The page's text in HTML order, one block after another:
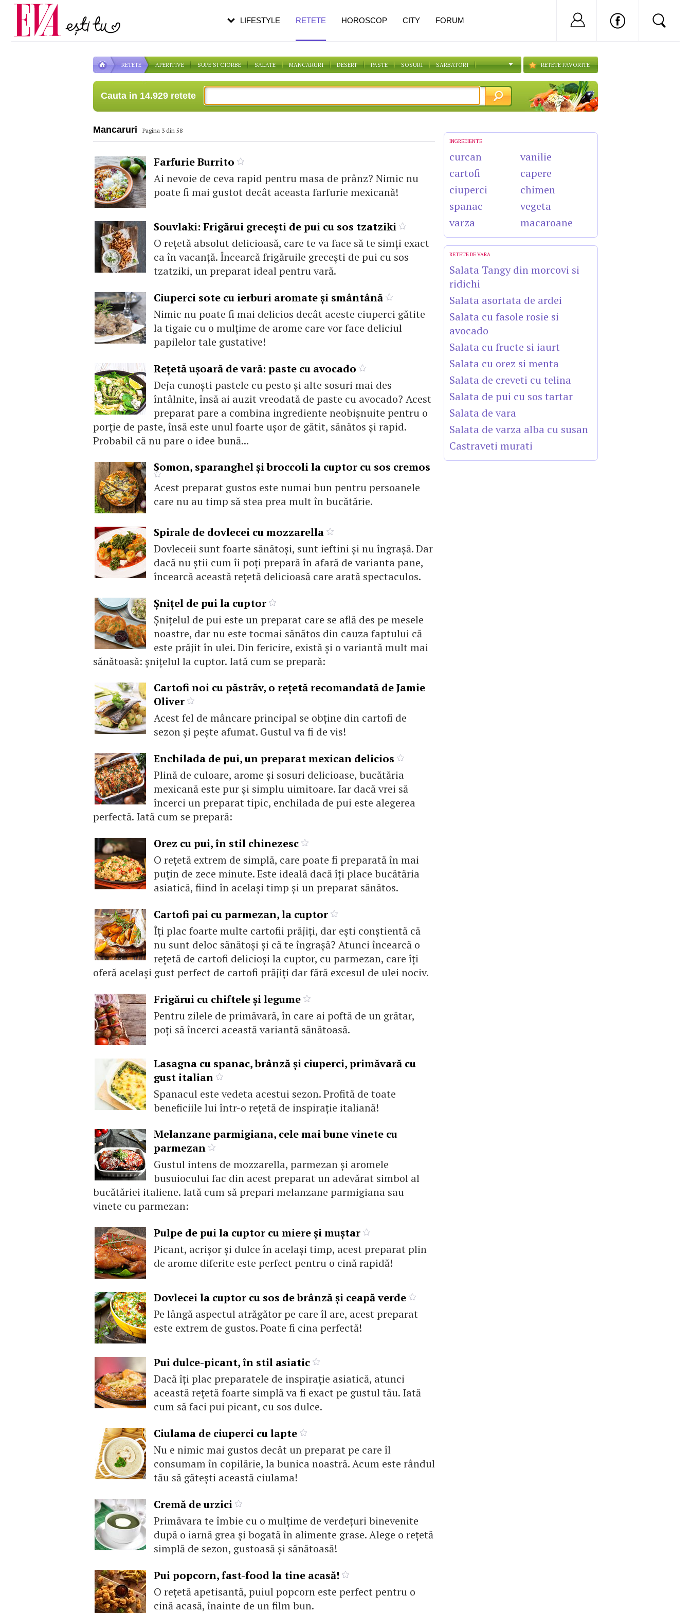
RETETE APERITIVE SUPE SI CIORBE SALATE MANCARURI DESERT PASTE SOSURI SARBATORI RETETE FAVORITE
Cauta in 14.929 retete
Mancaruri Pagina 3 din 58
Farfurie Burrito
Ai nevoie de ceva rapid pentru masa de prânz? Nimic nu
poate fi mai gustot decât aceasta farfurie mexicană!
Souvlaki: Frigărui grecești de pui cu sos tzatziki
O rețetă absolut delicioasă, care te va face să te simți exact
ca în vacanță. Încearcă frigăruile grecești de pui cu sos
tzatziki, un preparat ideal pentru vară.
Ciuperci sote cu ierburi aromate şi smântână
Nimic nu poate fi mai delicios decât aceste ciuperci gătite
la tigaie cu o mulţime de arome care vor face deliciul
papilelor tale gustative!
Rețetă ușoară de vară: paste cu avocado
Deja cunoști pastele cu pesto și alte sosuri mai des
întâlnite, însă ai auzit vreodată de paste cu avocado? Acest
preparat pare a combina ingrediente neobișnuite pentru o
porție de paste, însă este unul foarte ușor de gătit, sănătos și rapid.
Probabil că nu pare o idee bună...
Somon, sparanghel şi broccoli la cuptor cu sos cremos
Acest preparat gustos este numai bun pentru persoanele
care nu au timp să stea prea mult în bucătărie.
Spirale de dovlecei cu mozzarella
Dovleceii sunt foarte sănătoși, sunt ieftini și nu îngrașă. Dar
dacă nu știi cum îi poți prepară în afară de varianta pane,
încearcă această rețetă delicioasă care arată spectaculos.
Șnițel de pui la cuptor
Șnițelul de pui este un preparat care se află des pe mesele
noastre, dar nu este tocmai sănătos din cauza faptului că
este prăjit în ulei. Din fericire, există și o variantă mult mai
sănătoasă: șnițelul la cuptor. Iată cum se prepară:
Cartofi noi cu păstrăv, o reţetă recomandată de Jamie
Oliver
Acest fel de mâncare principal se obţine din cartofi de
sezon şi peşte afumat. Gustul va fi de vis!
Enchilada de pui, un preparat mexican delicios
Plină de culoare, arome şi sosuri delicioase, bucătăria
mexicană este pur şi simplu uimitoare. Iar dacă vrei să
încerci un preparat tipic, enchilada de pui este alegerea
perfectă. Iată cum se prepară:
Orez cu pui, în stil chinezesc
O reţetă extrem de simplă, care poate fi preparată în mai
puţin de zece minute. Este ideală dacă îţi place bucătăria
asiatică, fiind în acelaşi timp şi un preparat sănătos.
Cartofi pai cu parmezan, la cuptor
Îţi plac foarte multe cartofii prăjiţi, dar eşti conştientă că
nu sunt deloc sănătoşi şi că te îngraşă? Atunci încearcă o
reţetă de cartofi delicioşi la cuptor, cu parmezan, care îţi
oferă acelaşi gust perfect de cartofi prăjiţi dar fără excesul de ulei nociv.
Frigărui cu chiftele şi legume
Pentru zilele de primăvară, în care ai poftă de un grătar,
poţi să încerci această variantă sănătoasă.
Lasagna cu spanac, brânză şi ciuperci, primăvară cu
gust italian
Spanacul este vedeta acestui sezon. Profită de toate
beneficiile lui într-o reţetă de inspiraţie italiană!
Melanzane parmigiana, cele mai bune vinete cu
parmezan
Gustul intens de mozzarella, parmezan şi aromele
busuiocului fac din acest preparat un adevărat simbol al
bucătăriei italiene. Iată cum să prepari melanzane parmigiana sau
vinete cu parmezan:
Pulpe de pui la cuptor cu miere şi muştar
Picant, acrişor şi dulce în acelaşi timp, acest preparat plin
de arome diferite este perfect pentru o cină rapidă!
Dovlecei la cuptor cu sos de brânză şi ceapă verde
Pe lângă aspectul atrăgător pe care îl are, acest preparat
este extrem de gustos. Poate fi cina perfectă!
Pui dulce-picant, în stil asiatic
Dacă îți plac preparatele de inspirație asiatică, atunci
această rețetă foarte simplă va fi exact pe gustul tău. Iată
cum să faci pui picant, cu sos dulce.
Ciulama de ciuperci cu lapte
Nu e nimic mai gustos decât un preparat pe care îl
consumam în copilărie, la bunica noastră. Acum este rândul
tău să găteşti această ciulama!
Cremă de urzici
Primăvara te îmbie cu o mulţime de verdeţuri binevenite
după o iarnă grea şi bogată în alimente grase. Alege o reţetă
simplă de sezon, gustoasă şi sănătoasă!
Pui popcorn, fast-food la tine acasă!
O reţetă apetisantă, puiul popcorn este perfect pentru o
cină acasă, înainte de un film bun.
INGREDIENTE
curcan
cartofi
ciuperci
spanac
varza
vanilie
capere
chimen
vegeta
macaroane
RETETE DE VARA
Salata Tangy din morcovi si
ridichi
Salata asortata de ardei
Salata cu fasole rosie si
avocado
Salata cu fructe si iaurt
Salata cu orez si menta
Salata de creveti cu telina
Salata de pui cu sos tartar
Salata de vara
Salata de varza alba cu susan
Castraveti murati
LIFESTYLE RETETE HOROSCOP CITY FORUM Nu ai cont?
Carieră
Actualitate